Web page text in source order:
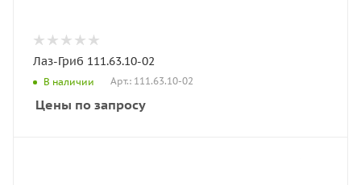
Лаз-Гриб 111.63.10-02
В наличии Арт.: 111.63.10-02
Цены по запросу